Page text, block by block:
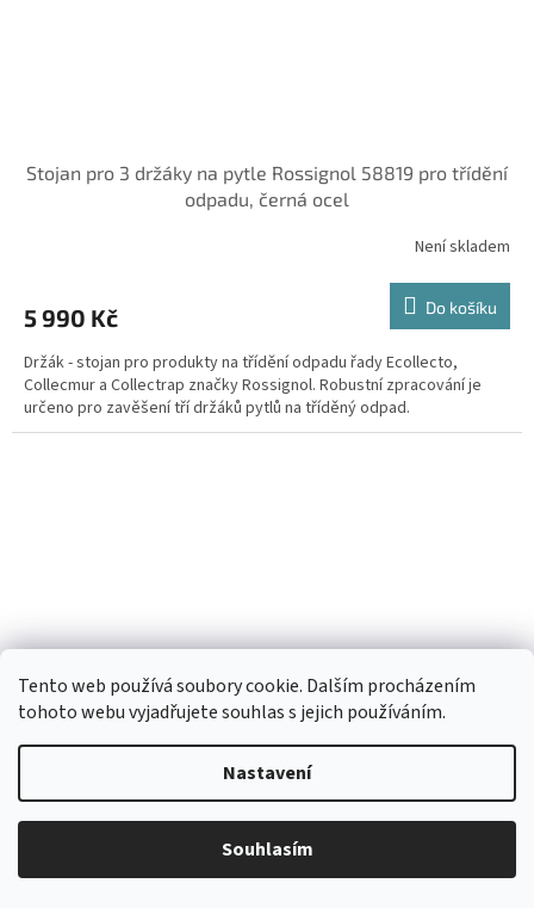
Tento web používá soubory cookie. Dalším procházením
tohoto webu vyjadřujete souhlas s jejich používáním.
Nastavení
Souhlasím
Stojan pro 3 držáky na pytle Rossignol 58819 pro třídění
odpadu, černá ocel
Není skladem
5 990 Kč Do košíku
Držák - stojan pro produkty na třídění odpadu řady Ecollecto,
Collecmur a Collectrap značky Rossignol. Robustní zpracování je
určeno pro zavěšení tří držáků pytlů na tříděný odpad.
dřevo, žlutý